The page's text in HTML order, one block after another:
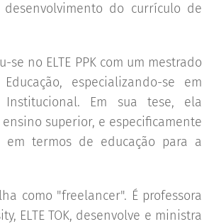
do currículo de
se no ELTE PPK com um mestrado
especializando-se em
Institucional. Em sua tese, ela
superior, e especificamente
em termos de educação para a
como "freelancer". É professora
ELTE TOK, desenvolve e ministra